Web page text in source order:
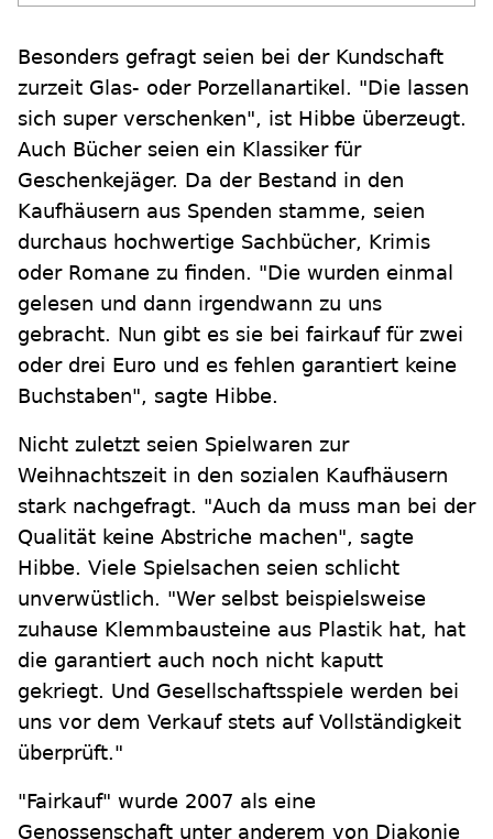
Besonders gefragt seien bei der Kundschaft
zurzeit Glas- oder Porzellanartikel. "Die lassen
sich super verschenken", ist Hibbe überzeugt.
Auch Bücher seien ein Klassiker für
Geschenkejäger. Da der Bestand in den
Kaufhäusern aus Spenden stamme, seien
durchaus hochwertige Sachbücher, Krimis
oder Romane zu finden. "Die wurden einmal
gelesen und dann irgendwann zu uns
gebracht. Nun gibt es sie bei fairkauf für zwei
oder drei Euro und es fehlen garantiert keine
Buchstaben", sagte Hibbe.
Nicht zuletzt seien Spielwaren zur
Weihnachtszeit in den sozialen Kaufhäusern
stark nachgefragt. "Auch da muss man bei der
Qualität keine Abstriche machen", sagte
Hibbe. Viele Spielsachen seien schlicht
unverwüstlich. "Wer selbst beispielsweise
zuhause Klemmbausteine aus Plastik hat, hat
die garantiert auch noch nicht kaputt
gekriegt. Und Gesellschaftsspiele werden bei
uns vor dem Verkauf stets auf Vollständigkeit
überprüft."
"Fairkauf" wurde 2007 als eine
Genossenschaft unter anderem von Diakonie